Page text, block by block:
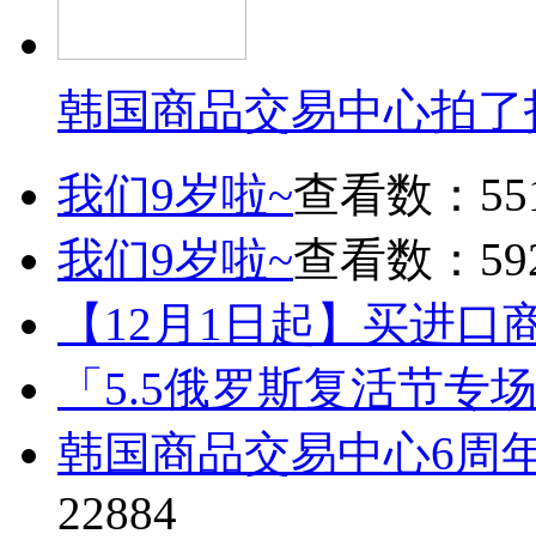
韩国商品交易中心拍
我们9岁啦~查看数：
我们9岁啦~查看数：
【12月1日起】买进口
「5.5俄罗斯复活节专
韩国商品交易中心6周
22884